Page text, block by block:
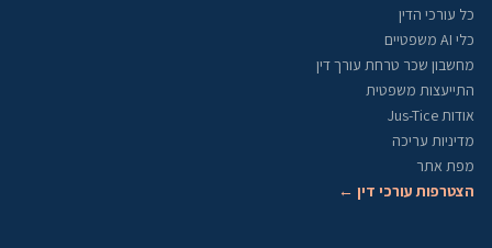
כל עורכי הדין
כלי AI משפטיים
מחשבון שכר טרחת עורך דין
התייעצות משפטית
אודות Jus-Tice
מדיניות עריכה
מפת אתר
הצטרפות עורכי דין ←